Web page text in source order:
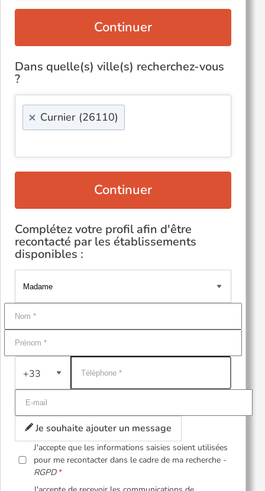
Continuer
Dans quelle(s) ville(s) recherchez-vous
?
× Curnier (26110)
Continuer
Complétez votre profil afin d'être
recontacté par les établissements
disponibles :
+33
Je souhaite ajouter un message
J'accepte que les informations saisies soient utilisées
pour me recontacter dans le cadre de ma recherche -
RGPD